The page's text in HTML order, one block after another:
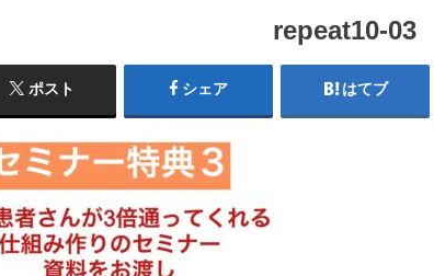
repeat10-03
ポスト シェア はてブ